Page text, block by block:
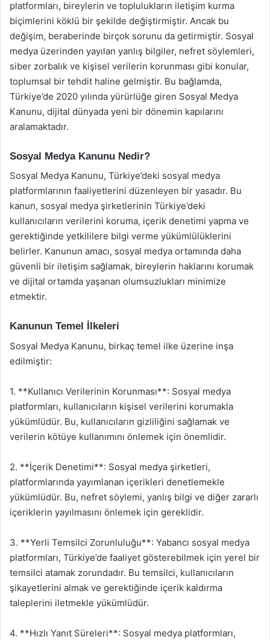
platformları, bireylerin ve toplulukların iletişim kurma
biçimlerini köklü bir şekilde değiştirmiştir. Ancak bu
değişim, beraberinde birçok sorunu da getirmiştir. Sosyal
medya üzerinden yayılan yanlış bilgiler, nefret söylemleri,
siber zorbalık ve kişisel verilerin korunması gibi konular,
toplumsal bir tehdit haline gelmiştir. Bu bağlamda,
Türkiye’de 2020 yılında yürürlüğe giren Sosyal Medya
Kanunu, dijital dünyada yeni bir dönemin kapılarını
aralamaktadır.
Sosyal Medya Kanunu Nedir?
Sosyal Medya Kanunu, Türkiye’deki sosyal medya
platformlarının faaliyetlerini düzenleyen bir yasadır. Bu
kanun, sosyal medya şirketlerinin Türkiye’deki
kullanıcıların verilerini koruma, içerik denetimi yapma ve
gerektiğinde yetkililere bilgi verme yükümlülüklerini
belirler. Kanunun amacı, sosyal medya ortamında daha
güvenli bir iletişim sağlamak, bireylerin haklarını korumak
ve dijital ortamda yaşanan olumsuzlukları minimize
etmektir.
Kanunun Temel İlkeleri
Sosyal Medya Kanunu, birkaç temel ilke üzerine inşa
edilmiştir:
1. **Kullanıcı Verilerinin Korunması**: Sosyal medya
platformları, kullanıcıların kişisel verilerini korumakla
yükümlüdür. Bu, kullanıcıların gizliliğini sağlamak ve
verilerin kötüye kullanımını önlemek için önemlidir.
2. **İçerik Denetimi**: Sosyal medya şirketleri,
platformlarında yayımlanan içerikleri denetlemekle
yükümlüdür. Bu, nefret söylemi, yanlış bilgi ve diğer zararlı
içeriklerin yayılmasını önlemek için gereklidir.
3. **Yerli Temsilci Zorunluluğu**: Yabancı sosyal medya
platformları, Türkiye’de faaliyet gösterebilmek için yerel bir
temsilci atamak zorundadır. Bu temsilci, kullanıcıların
şikayetlerini almak ve gerektiğinde içerik kaldırma
taleplerini iletmekle yükümlüdür.
4. **Hızlı Yanıt Süreleri**: Sosyal medya platformları,